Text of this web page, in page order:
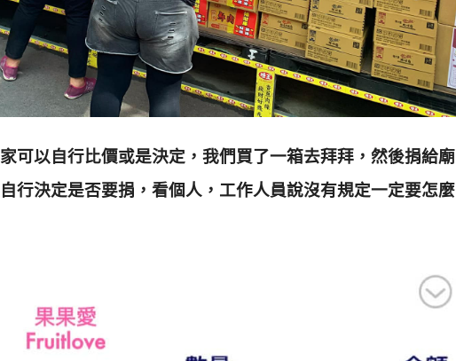
可以自行比價或是決定， 我們買了一箱去拜拜，然後捐給廟
行決定是否要捐，看個人，工作人員說沒有規定一定要怎麼